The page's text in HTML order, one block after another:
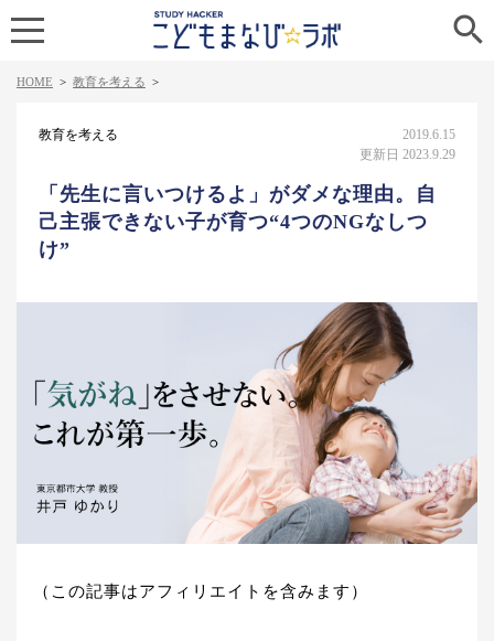

HOME > 教育を考える >
教育を考える
2019.6.15
更新日 2023.9.29
「先生に言いつけるよ」がダメな理由。自
己主張できない子が育つ“4つのNGなしつ
け”
（この記事はアフィリエイトを含みます）